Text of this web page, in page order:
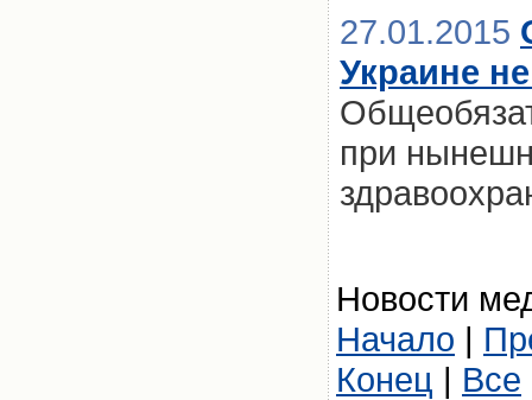
27.01.2015
Украине
при
Новости
Начало |
Конец | Все